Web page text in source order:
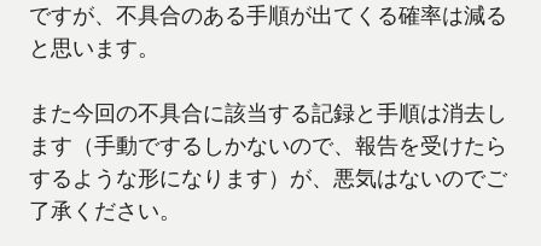
ですが、不具合のある手順が出てくる確率は減る
と思います。
また今回の不具合に該当する記録と手順は消去し
ます（手動でするしかないので、報告を受けたら
するような形になります）が、悪気はないのでご
了承ください。